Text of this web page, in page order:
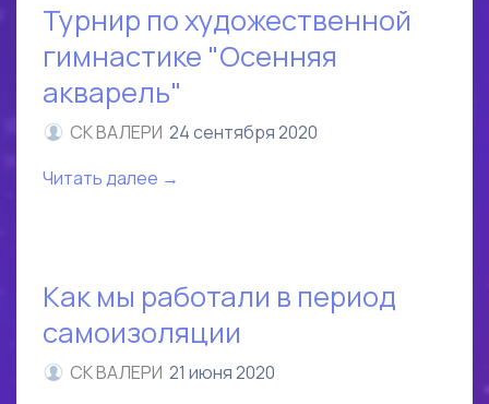
Турнир по художественной
гимнастике "Осенняя
акварель"
СК ВАЛЕРИ 24 сентября 2020
Читать далее →
Как мы работали в период
самоизоляции
СК ВАЛЕРИ 21 июня 2020